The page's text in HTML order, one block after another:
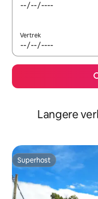
Vertrek
Langere
Superhost
Superhost